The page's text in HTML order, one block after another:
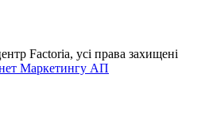
Factoria, усі права захищені